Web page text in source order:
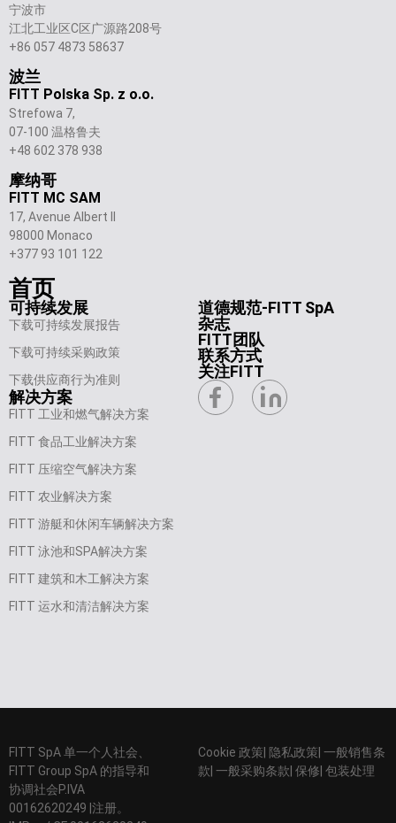
宁波市
江北工业区C区广源路208号
+86 057 4873 58637
波兰
FITT Polska Sp. z o.o.
Strefowa 7,
07-100 温格鲁夫
+48 602 378 938
摩纳哥
FITT MC SAM
17, Avenue Albert II
98000 Monaco
+377 93 101 122
首页
可持续发展
下载可持续发展报告
下载可持续采购政策
下载供应商行为准则
解决方案
FITT 工业和燃气解决方案
FITT 食品工业解决方案
FITT 压缩空气解决方案
FITT 农业解决方案
FITT 游艇和休闲车辆解决方案
FITT 泳池和SPA解决方案
FITT 建筑和木工解决方案
FITT 运水和清洁解决方案
道德规范-FITT SpA
杂志
FITT团队
联系方式
关注FITT
FITT SpA 单一个人社会、
FITT Group SpA 的指导和
协调社会P.IVA
00162620249 |注册。
Cookie 政策| 隐私政策| 一般销售条
款| 一般采购条款| 保修| 包装处理